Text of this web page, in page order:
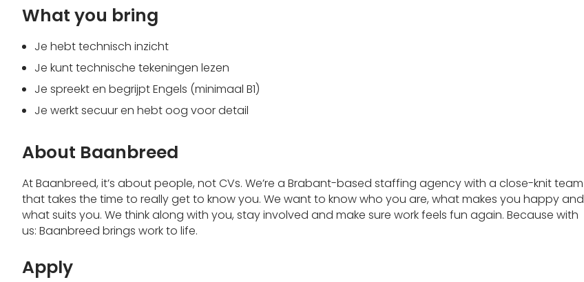
What you bring
Je hebt technisch inzicht
Je kunt technische tekeningen lezen
Je spreekt en begrijpt Engels (minimaal B1)
Je werkt secuur en hebt oog voor detail
About Baanbreed
At Baanbreed, it’s about people, not CVs. We’re a Brabant-based staffing agency with a close-knit team
that takes the time to really get to know you. We want to know who you are, what makes you happy and
what suits you. We think along with you, stay involved and make sure work feels fun again. Because with
us: Baanbreed brings work to life.
Apply